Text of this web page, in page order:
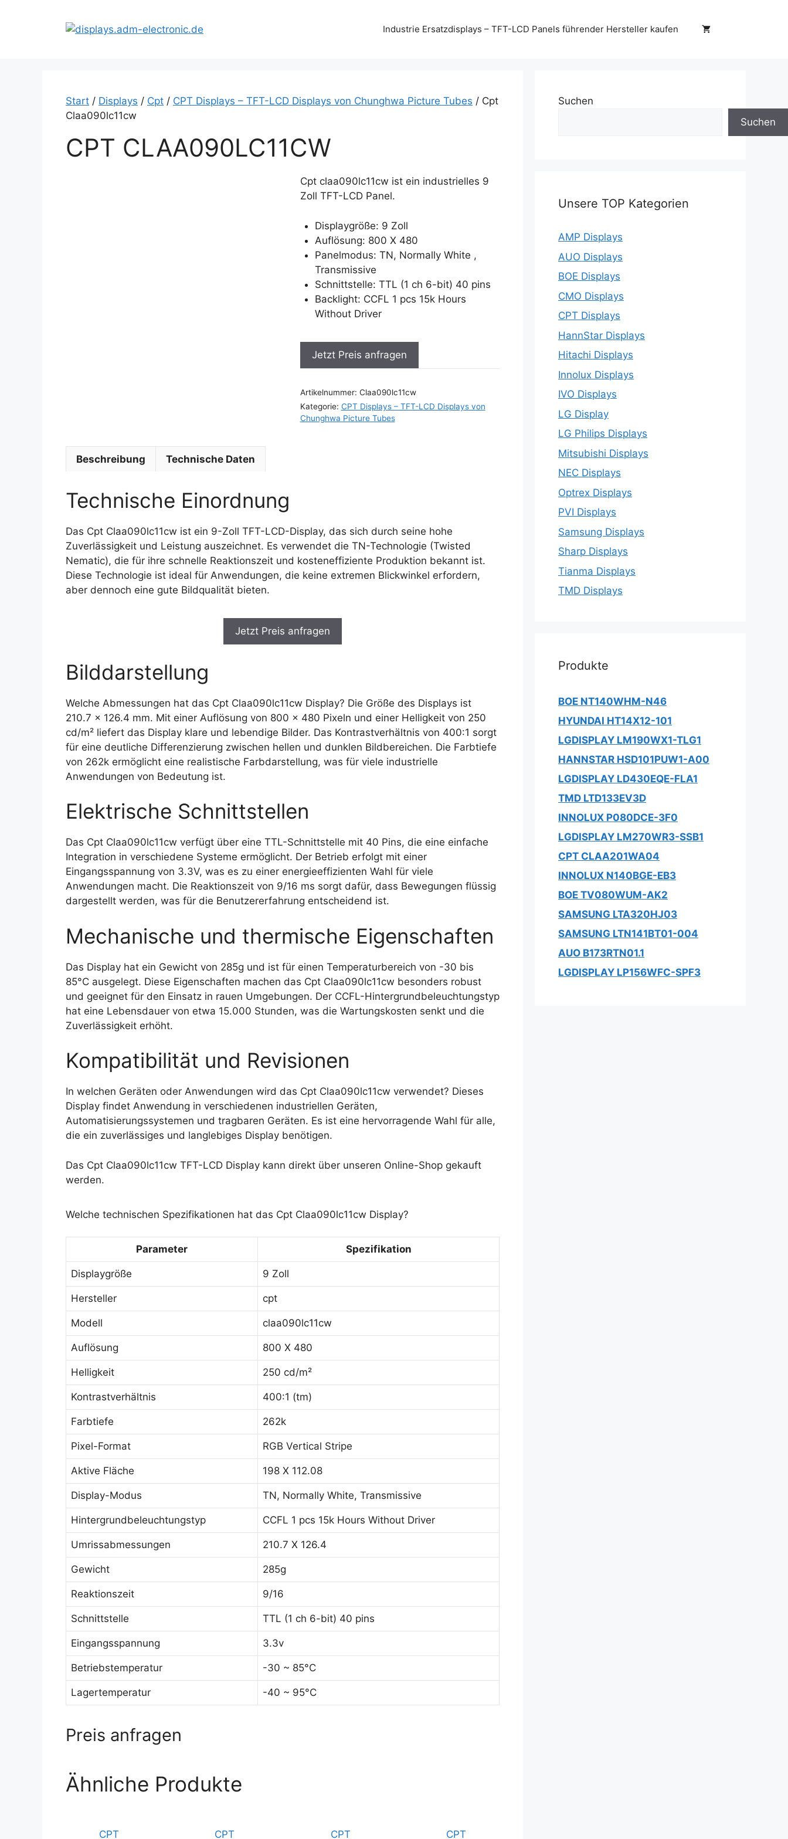
Industrie Ersatzdisplays – TFT-LCD Panels führender Hersteller kaufen
Start / Displays / Cpt / CPT Displays – TFT-LCD Displays von Chunghwa Picture Tubes / Cpt
Claa090lc11cw
CPT CLAA090LC11CW
Cpt claa090lc11cw ist ein industrielles 9
Zoll TFT-LCD Panel.
Displaygröße: 9 Zoll
Auflösung: 800 X 480
Panelmodus: TN, Normally White ,
Transmissive
Schnittstelle: TTL (1 ch 6-bit) 40 pins
Backlight: CCFL 1 pcs 15k Hours
Without Driver
Jetzt Preis anfragen
Artikelnummer: Claa090lc11cw
Kategorie: CPT Displays – TFT-LCD Displays von
Chunghwa Picture Tubes
Beschreibung Technische Daten
Technische Einordnung
Das Cpt Claa090lc11cw ist ein 9-Zoll TFT-LCD-Display, das sich durch seine hohe
Zuverlässigkeit und Leistung auszeichnet. Es verwendet die TN-Technologie (Twisted
Nematic), die für ihre schnelle Reaktionszeit und kosteneffiziente Produktion bekannt ist.
Diese Technologie ist ideal für Anwendungen, die keine extremen Blickwinkel erfordern,
aber dennoch eine gute Bildqualität bieten.
Jetzt Preis anfragen
Bilddarstellung
Welche Abmessungen hat das Cpt Claa090lc11cw Display? Die Größe des Displays ist
210.7 x 126.4 mm. Mit einer Auflösung von 800 x 480 Pixeln und einer Helligkeit von 250
cd/m² liefert das Display klare und lebendige Bilder. Das Kontrastverhältnis von 400:1 sorgt
für eine deutliche Differenzierung zwischen hellen und dunklen Bildbereichen. Die Farbtiefe
von 262k ermöglicht eine realistische Farbdarstellung, was für viele industrielle
Anwendungen von Bedeutung ist.
Elektrische Schnittstellen
Das Cpt Claa090lc11cw verfügt über eine TTL-Schnittstelle mit 40 Pins, die eine einfache
Integration in verschiedene Systeme ermöglicht. Der Betrieb erfolgt mit einer
Eingangsspannung von 3.3V, was es zu einer energieeffizienten Wahl für viele
Anwendungen macht. Die Reaktionszeit von 9/16 ms sorgt dafür, dass Bewegungen flüssig
dargestellt werden, was für die Benutzererfahrung entscheidend ist.
Mechanische und thermische Eigenschaften
Das Display hat ein Gewicht von 285g und ist für einen Temperaturbereich von -30 bis
85°C ausgelegt. Diese Eigenschaften machen das Cpt Claa090lc11cw besonders robust
und geeignet für den Einsatz in rauen Umgebungen. Der CCFL-Hintergrundbeleuchtungstyp
hat eine Lebensdauer von etwa 15.000 Stunden, was die Wartungskosten senkt und die
Zuverlässigkeit erhöht.
Kompatibilität und Revisionen
In welchen Geräten oder Anwendungen wird das Cpt Claa090lc11cw verwendet? Dieses
Display findet Anwendung in verschiedenen industriellen Geräten,
Automatisierungssystemen und tragbaren Geräten. Es ist eine hervorragende Wahl für alle,
die ein zuverlässiges und langlebiges Display benötigen.
Das Cpt Claa090lc11cw TFT-LCD Display kann direkt über unseren Online-Shop gekauft
werden.
Welche technischen Spezifikationen hat das Cpt Claa090lc11cw Display?
Parameter Spezifikation
Displaygröße 9 Zoll
Hersteller cpt
Modell claa090lc11cw
Auflösung 800 X 480
Helligkeit 250 cd/m²
Kontrastverhältnis 400:1 (tm)
Farbtiefe 262k
Pixel-Format RGB Vertical Stripe
Aktive Fläche 198 X 112.08
Display-Modus TN, Normally White, Transmissive
Hintergrundbeleuchtungstyp CCFL 1 pcs 15k Hours Without Driver
Umrissabmessungen 210.7 X 126.4
Gewicht 285g
Reaktionszeit 9/16
Schnittstelle TTL (1 ch 6-bit) 40 pins
Eingangsspannung 3.3v
Betriebstemperatur -30 ~ 85°C
Lagertemperatur -40 ~ 95°C
Preis anfragen
Ähnliche Produkte
CPT CPT CPT CPT
Suchen
Suchen
Unsere TOP Kategorien
AMP Displays
AUO Displays
BOE Displays
CMO Displays
CPT Displays
HannStar Displays
Hitachi Displays
Innolux Displays
IVO Displays
LG Display
LG Philips Displays
Mitsubishi Displays
NEC Displays
Optrex Displays
PVI Displays
Samsung Displays
Sharp Displays
Tianma Displays
TMD Displays
Produkte
BOE NT140WHM-N46
HYUNDAI HT14X12-101
LGDISPLAY LM190WX1-TLG1
HANNSTAR HSD101PUW1-A00
LGDISPLAY LD430EQE-FLA1
TMD LTD133EV3D
INNOLUX P080DCE-3F0
LGDISPLAY LM270WR3-SSB1
CPT CLAA201WA04
INNOLUX N140BGE-EB3
BOE TV080WUM-AK2
SAMSUNG LTA320HJ03
SAMSUNG LTN141BT01-004
AUO B173RTN01.1
LGDISPLAY LP156WFC-SPF3